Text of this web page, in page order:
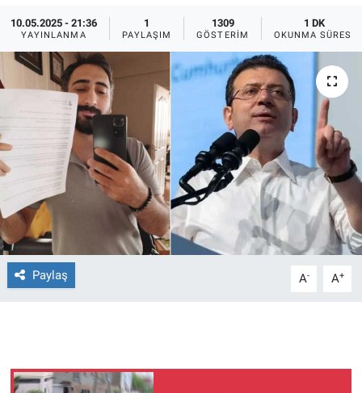
10.05.2025 - 21:36
YAYINLANMA
1
PAYLAŞIM
1309
GÖSTERIM
1 DK
OKUNMA SÜRESI
Paylaş A- A+
Eğlence
Ekonomi
Forum
Gerçeğin İzinde
Gün Başlıyor
Gün Bitiyor
Gün Ortası
Günün görüntüsü